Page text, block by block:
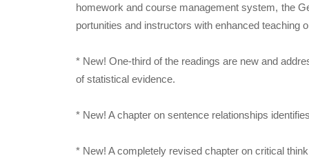
homework and course management system, the
portunities and instructors with enhanced teaching
* New! One-third of the readings are new and
of statistical evidence.
* New! A chapter on sentence relationships
* New! A completely revised chapter on critical